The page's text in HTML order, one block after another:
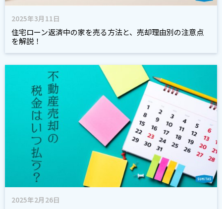
2025年3月11日
住宅ローン返済中の家を売る方法と、売却理由別の注意点
を解説！
2025年2月26日